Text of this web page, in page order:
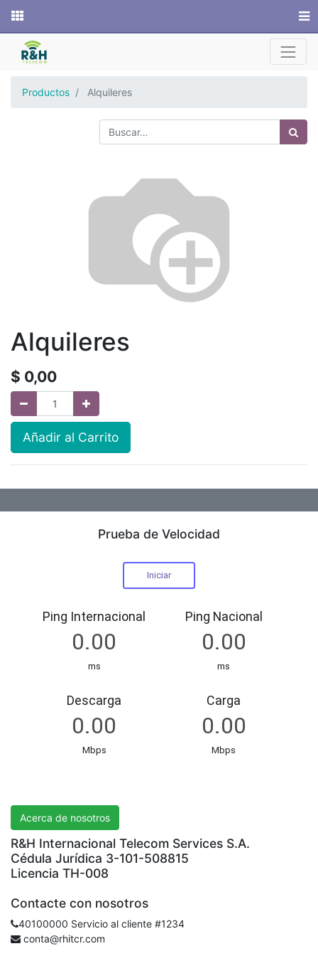
Productos Alquileres
Alquileres
$ 0,00
Añadir al Carrito
Prueba de Velocidad
Acerca de nosotros
R&H Internacional Telecom Services S.A.
Cédula Jurídica 3-101-508815
Licencia TH-008
Contacte con nosotros
40100000 Servicio al cliente #1234
conta@rhitcr.com